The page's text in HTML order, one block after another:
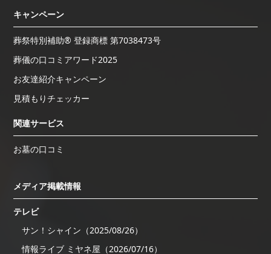
キャンペーン
葬祭特別補助® 登録商標 第7038473号
葬儀の口コミアワード2025
お友達紹介キャンペーン
見積もりチェッカー
関連サービス
お墓の口コミ
メディア掲載情報
テレビ
サン！シャイン（2025/08/26）
情報ライブ ミヤネ屋（2026/07/16）